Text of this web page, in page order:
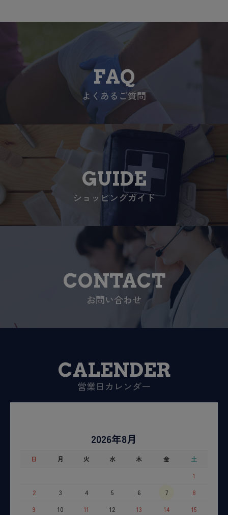
FAQ
よくあるご質問
GUIDE
ショッピングガイド
CONTACT
お問い合わせ
CALENDER
営業日カレンダー
2026年8月
日 月 火 水 木 金
土
1
2
3 4 5 6 7
8
9
10 11 12 13 14
15